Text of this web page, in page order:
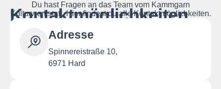
Kontaktmöglichkeiten
Du hast Fragen an das Team vom Kammgarn
Kulturwerkstatt. Hier findest du alle Kontaktmöglichkeiten.
Adresse
Spinnereistraße 10,
6971 Hard